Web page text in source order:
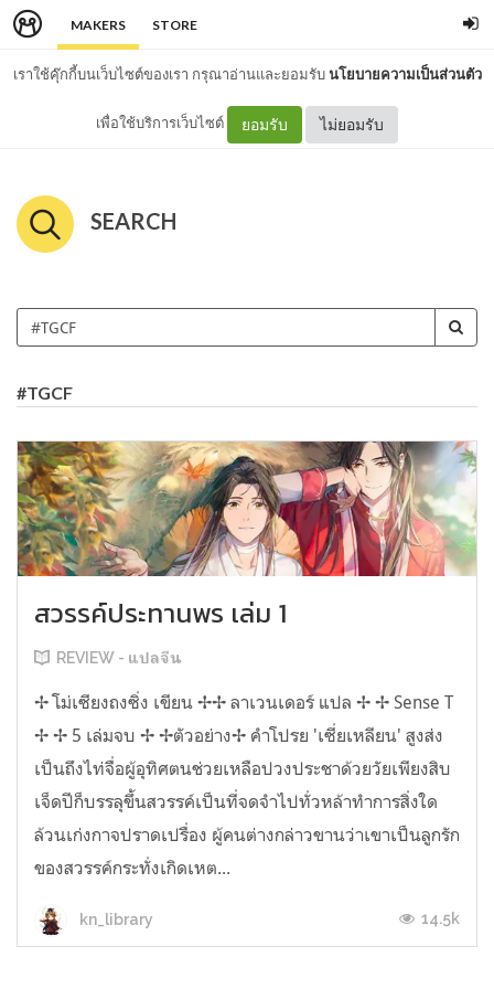
MAKERS STORE
เราใช้คุ๊กกี้บนเว็บไซต์ของเรา กรุณาอ่านและยอมรับนโยบายความเป็นส่วนตัว
เพื่อใช้บริการเว็บไซต์ ยอมรับ ไม่ยอมรับ
SEARCH
#TGCF
สวรรค์ประทานพร เล่ม 1
REVIEW - แปลจีน
✢ โม่เซียงถงซิ่ง เขียน ✢✢ ลาเวนเดอร์ แปล ✢ ✢ Sense T
✢ ✢ 5 เล่มจบ ✢ ✢ตัวอย่าง✢ คำโปรย 'เซี่ยเหลียน' สูงส่ง
เป็นถึงไท่จื่อผู้อุทิศตนช่วยเหลือปวงประชาด้วยวัยเพียงสิบ
เจ็ดปีก็บรรลุขึ้นสวรรค์เป็นที่จดจำไปทั่วหล้าทำการสิ่งใด
ล้วนเก่งกาจปราดเปรื่อง ผู้คนต่างกล่าวขานว่าเขาเป็นลูกรัก
ของสวรรค์กระทั่งเกิดเหต...
kn_library 14.5k